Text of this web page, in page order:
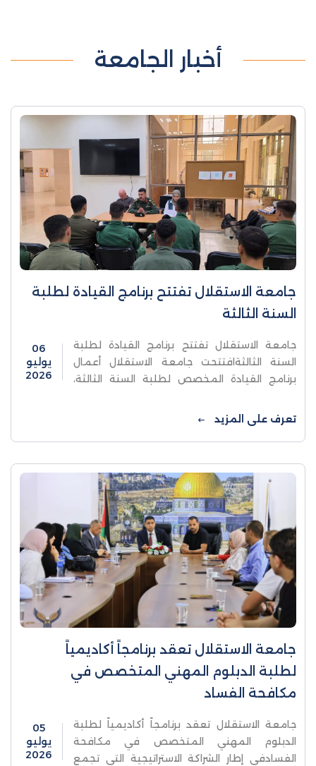
أخبار الجامعة
جامعة الاستقلال تفتتح برنامج القيادة لطلبة
السنة الثالثة
جامعة الاستقلال تفتتح برنامج القيادة لطلبة
السنة الثالثةافتتحت جامعة الاستقلال أعمال
برنامج القيادة المخصص لطلبة السنة الثالثة،
القيادة الرائد عبدالعزيز أبوقاسم، وممثل فرق ...
06
يوليو
2026
تعرف على المزيد
جامعة الاستقلال تعقد برنامجاً أكاديمياً
لطلبة الدبلوم المهني المتخصص في
مكافحة الفساد
جامعة الاستقلال تعقد برنامجاً أكاديمياً لطلبة
الدبلوم المهني المتخصص في مكافحة
الفسادفي إطار الشراكة الاستراتيجية التي تجمع
05
يوليو
2026